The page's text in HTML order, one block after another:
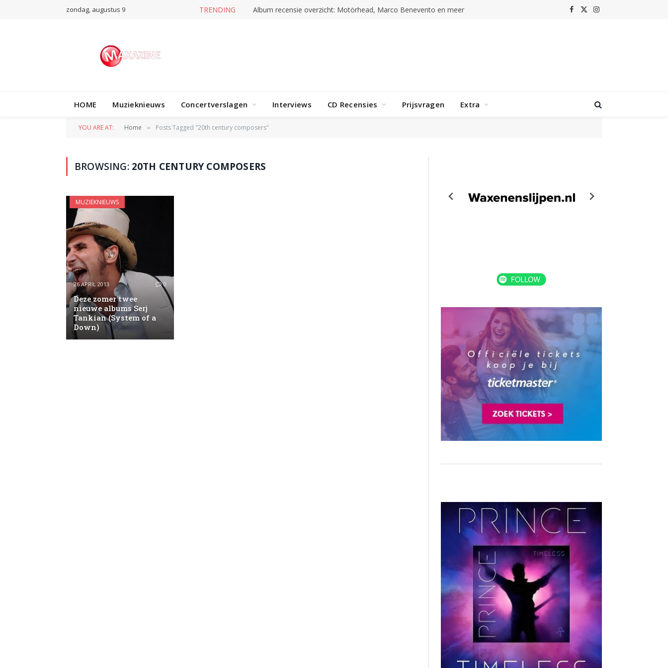
zondag, augustus 9 TRENDING Album recensie overzicht: Motörhead, Marco Benevento en meer Facebook
X
Instagram
HOME Muzieknieuws Concertverslagen Interviews CD Recensies Prijsvragen Extra
YOU ARE AT: Home » Posts Tagged "20th century composers"
BROWSING: 20TH CENTURY COMPOSERS
MUZIEKNIEUWS
26 APRIL 2013 0
Deze zomer twee
nieuwe albums Serj
Tankian (System of a
Down)